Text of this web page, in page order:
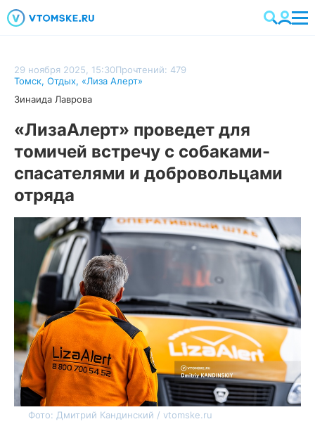
29 ноября 2025, 15:30Прочтений: 479
Томск, Отдых, «Лиза Алерт»
Зинаида Лаврова
«ЛизаАлерт» проведет для
томичей встречу с собаками-
спасателями и добровольцами
отряда
Фото: Дмитрий Кандинский / vtomske.ru